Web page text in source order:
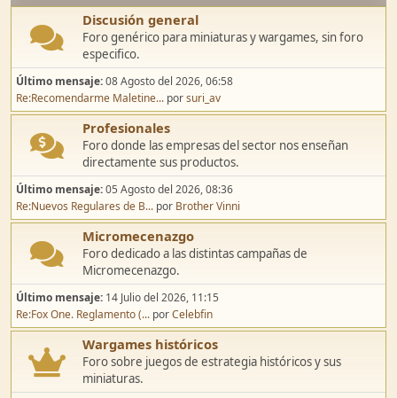
Discusión general
Foro genérico para miniaturas y wargames, sin foro
especifico.
Último mensaje:08 Agosto del 2026, 06:58
Re:Recomendarme Maletine... porsuri_av
Profesionales
Foro donde las empresas del sector nos enseñan
directamente sus productos.
Último mensaje:05 Agosto del 2026, 08:36
Re:Nuevos Regulares de B... por Brother Vinni
Micromecenazgo
Foro dedicado a las distintas campañas de
Micromecenazgo.
Último mensaje: 14 Julio del 2026, 11:15
Re:Fox One. Reglamento (... porCelebfin
Wargames históricos
Foro sobre juegos de estrategia históricos y sus
miniaturas.